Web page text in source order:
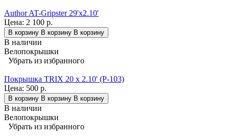
Author AT-Gripster 29'x2.10'
Цена: 2 100 р.
В корзину В корзину В корзину
В наличии
Велопокрышки
Убрать из избранного
Покрышка TRIX 20 x 2.10' (P-103)
Цена: 500 р.
В корзину В корзину В корзину
В наличии
Велопокрышки
Убрать из избранного